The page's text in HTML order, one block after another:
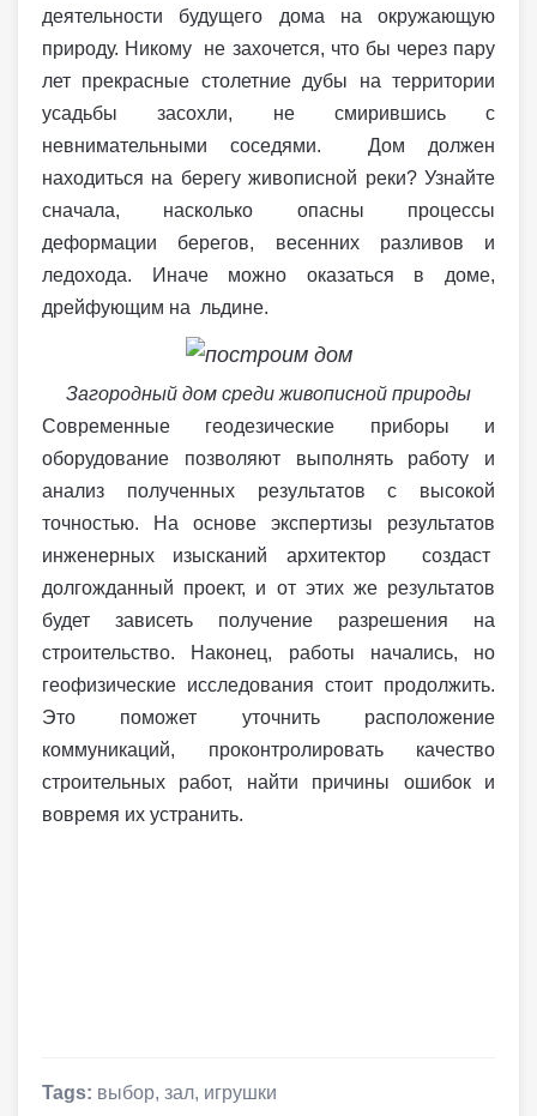
деятельности будущего дома на окружающую
природу. Никому не захочется, что бы через пару
лет прекрасные столетние дубы на территории
усадьбы засохли, не смирившись с
невнимательными соседями. Дом должен
находиться на берегу живописной реки? Узнайте
сначала, насколько опасны процессы
деформации берегов, весенних разливов и
ледохода. Иначе можно оказаться в доме,
дрейфующим на льдине.
Загородный дом среди живописной природы
Современные геодезические приборы и
оборудование позволяют выполнять работу и
анализ полученных результатов с высокой
точностью. На основе экспертизы результатов
инженерных изысканий архитектор создаст
долгожданный проект, и от этих же результатов
будет зависеть получение разрешения на
строительство. Наконец, работы начались, но
геофизические исследования стоит продолжить.
Это поможет уточнить расположение
коммуникаций, проконтролировать качество
строительных работ, найти причины ошибок и
вовремя их устранить.
Tags: выбор, зал, игрушки